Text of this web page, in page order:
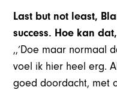
Last but not least,
success. Hoe kan
,,’Doe maar normaal
voel ik hier heel erg.
goed doordacht, met